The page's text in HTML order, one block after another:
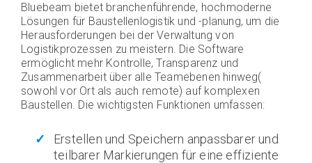
Bluebeam bietet branchenführende, hochmoderne
Lösungen für Baustellenlogistik und -planung, um die
Herausforderungen bei der Verwaltung von
Logistikprozessen zu meistern. Die Software
ermöglicht mehr Kontrolle, Transparenz und
Zusammenarbeit über alle Teamebenen hinweg(
sowohl vor Ort als auch remote) auf komplexen
Baustellen. Die wichtigsten Funktionen umfassen:
Erstellen und Speichern anpassbarer und
teilbarer Markierungen für eine effiziente